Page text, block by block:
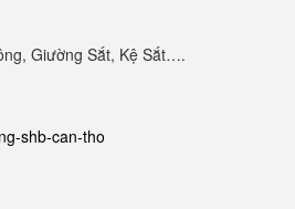
Giường Sắt, Kệ Sắt….
shb-can-tho